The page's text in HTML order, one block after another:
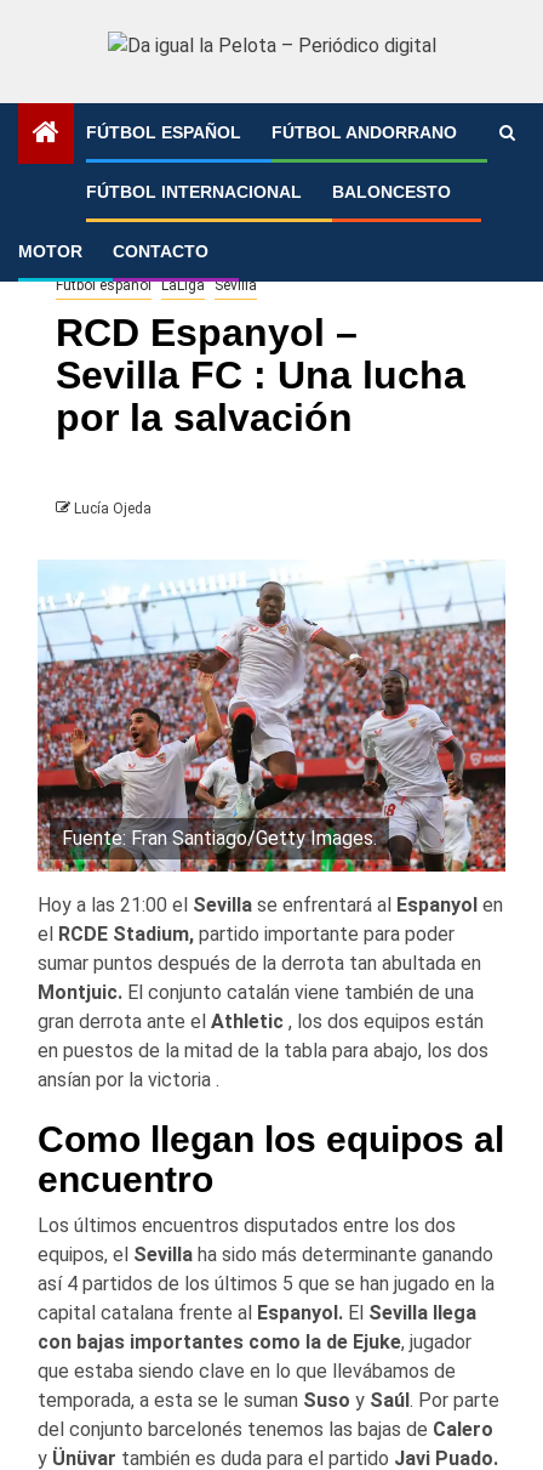
FÚTBOL ESPAÑOL FÚTBOL ANDORRANO
FÚTBOL INTERNACIONAL BALONCESTO
MOTOR CONTACTO
»
Fútbol español LaLiga Sevilla
RCD Espanyol –
Sevilla FC : Una lucha
por la salvación
Lucía Ojeda
Fuente: Fran Santiago/Getty Images.
Hoy a las 21:00 el Sevilla se enfrentará al Espanyol en
el RCDE Stadium, partido importante para poder
sumar puntos después de la derrota tan abultada en
Montjuic. El conjunto catalán viene también de una
gran derrota ante el Athletic , los dos equipos están
en puestos de la mitad de la tabla para abajo, los dos
ansían por la victoria .
Como llegan los equipos al
encuentro
Los últimos encuentros disputados entre los dos
equipos, el Sevilla ha sido más determinante ganando
así 4 partidos de los últimos 5 que se han jugado en la
capital catalana frente al Espanyol. El Sevilla llega
con bajas importantes como la de Ejuke, jugador
que estaba siendo clave en lo que llevábamos de
temporada, a esta se le suman Suso y Saúl. Por parte
del conjunto barcelonés tenemos las bajas de Calero
y Ünüvar también es duda para el partido Javi Puado.